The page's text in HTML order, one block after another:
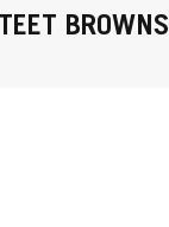
BROWNS